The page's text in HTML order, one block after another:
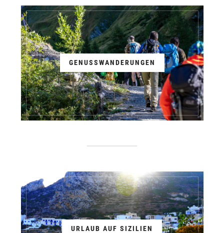
GENUSSWANDERUNGEN
URLAUB AUF SIZILIEN